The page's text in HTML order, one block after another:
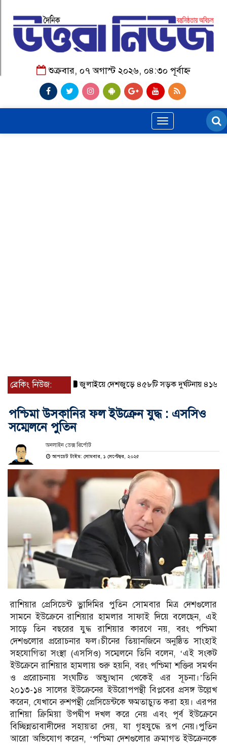
শুক্রবার, ০৭ অগাস্ট ২০২৬, ০৪:৩০ পূর্বাহ্ন
Toggle
navigation
ব্রেকিং নিউজ: জুলাইয়ে দেশজুড়ে ৪৫৮টি সড়ক দুর্ঘটনায় ৪১৬ জন
পশ্চিমা উসকানির ফল ইউক্রেন যুদ্ধ : এসসিও
সম্মেলনে পুতিন
অনলাইন ডেক্স রির্পোট
আপডেট টাইম: সোমবার, ১ সেপ্টেম্বর, ২০২৫
রাশিয়ার প্রেসিডেন্ট ভ্লাদিমির পুতিন সোমবার মিত্র দেশগুলোর
সামনে ইউক্রেনে রাশিয়ার হামলার সাফাই দিয়ে বলেছেন, এই
সাড়ে তিন বছরের যুদ্ধ রাশিয়ার কারণে নয়, বরং পশ্চিমা
দেশগুলোর প্ররোচনার ফল।চীনের তিয়ানজিনে অনুষ্ঠিত সাংহাই
সহযোগিতা সংস্থা (এসসিও) সম্মেলনে তিনি বলেন, ‘এই সংকট
ইউক্রেনে রাশিয়ার হামলায় শুরু হয়নি, বরং পশ্চিমা শক্তির সমর্থন
ও প্ররোচনায় সংঘটিত অভ্যুত্থান থেকেই এর সূচনা।’তিনি
২০১৩-১৪ সালের ইউক্রেনের ইউরোপপন্থী বিপ্লবের প্রসঙ্গ উল্লেখ
করেন, যেখানে রুশপন্থী প্রেসিডেন্টকে ক্ষমতাচ্যুত করা হয়। এরপর
রাশিয়া ক্রিমিয়া উপদ্বীপ দখল করে নেয় এবং পূর্ব ইউক্রেনে
বিচ্ছিন্নতাবাদীদের সহায়তা দেয়, যা গৃহযুদ্ধে রূপ নেয়।পুতিন
আরো অভিযোগ করেন, ‘পশ্চিমা দেশগুলোর ক্রমাগত ইউক্রেনকে